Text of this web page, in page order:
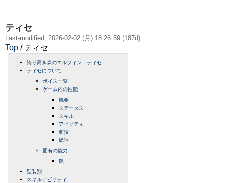
ティセ
Last-modified: 2026-02-02 (月) 18:26:59 (187d)
Top / ティセ
誇り高き森のエルフィン ティセ
ティセについて
ボイス一覧
ゲーム内の性能
概要
ステータス
スキル
アビリティ
萌技
総評
固有の能力
罠
聖装別
スキルアビリティ